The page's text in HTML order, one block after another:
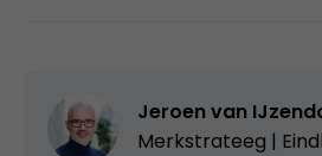
Jeroen van
Merkstrateeg |